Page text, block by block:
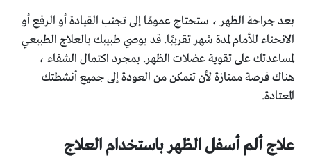
بعد جراحة الظهر ، ستحتاج عمومًا إلى تجنب القيادة أو الرفع أو
الانحناء للأمام لمدة شهر تقريبًا. قد يوصي طبيبك بالعلاج الطبيعي
لمساعدتك على تقوية عضلات الظهر. بمجرد اكتمال الشفاء ،
هناك فرصة ممتازة لأن تتمكن من العودة إلى جميع أنشطتك
المعتادة.
علاج ألم أسفل الظهر باستخدام العلاج